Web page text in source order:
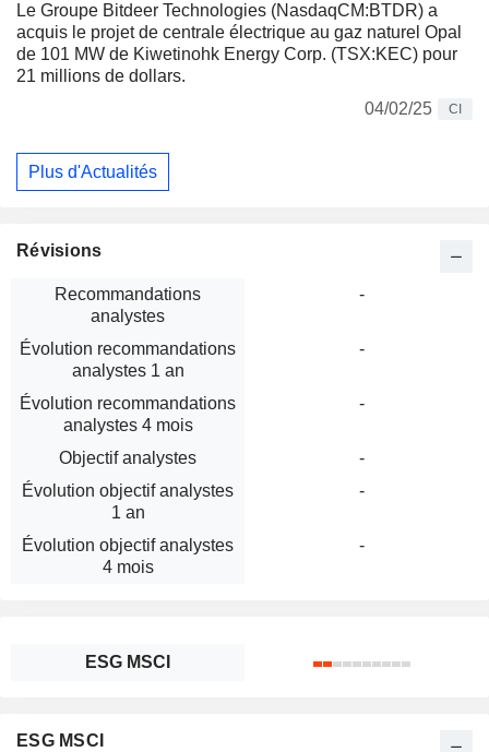
Le Groupe Bitdeer Technologies (NasdaqCM:BTDR) a
acquis le projet de centrale électrique au gaz naturel Opal
de 101 MW de Kiwetinohk Energy Corp. (TSX:KEC) pour
21 millions de dollars.
04/02/25
CI
Plus d'Actualités
Révisions
Recommandations
analystes
-
Évolution recommandations
analystes 1 an
-
Évolution recommandations
analystes 4 mois
-
Objectif analystes
-
Évolution objectif analystes
1 an
-
Évolution objectif analystes
4 mois
-
ESG MSCI
ESG MSCI